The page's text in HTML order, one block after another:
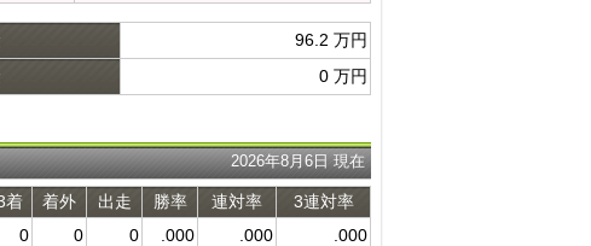
96.2 万円
0 万円
2026年8月6日 現在
着 着外 出走 勝率 連対率
3連対率
0 0 0 .000 .000
.000